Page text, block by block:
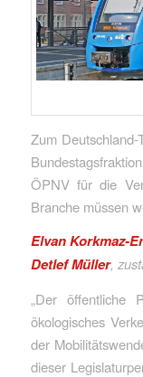
Zum
ÖPNV für die
Branche müssen
Elvan Korkmaz-
Detlef Müller,
„Der öffentliche
ökologisches
der
dieser